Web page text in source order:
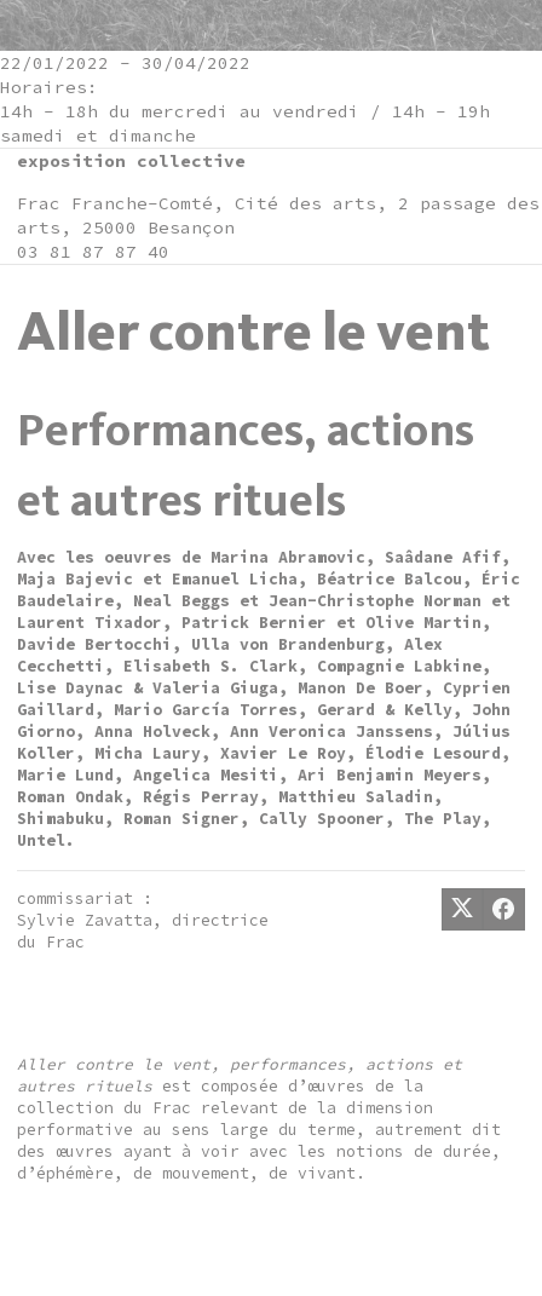
22/01/2022 - 30/04/2022
Horaires:
14h - 18h du mercredi au vendredi / 14h - 19h
samedi et dimanche
exposition collective
Frac Franche-Comté, Cité des arts, 2 passage des
arts, 25000 Besançon
03 81 87 87 40
Aller contre le vent
Performances, actions
et autres rituels
Avec les oeuvres de Marina Abramovic, Saâdane Afif,
Maja Bajevic et Emanuel Licha, Béatrice Balcou, Éric
Baudelaire, Neal Beggs et Jean-Christophe Norman et
Laurent Tixador, Patrick Bernier et Olive Martin,
Davide Bertocchi, Ulla von Brandenburg, Alex
Cecchetti, Elisabeth S. Clark, Compagnie Labkine,
Lise Daynac & Valeria Giuga, Manon De Boer, Cyprien
Gaillard, Mario García Torres, Gerard & Kelly, John
Giorno, Anna Holveck, Ann Veronica Janssens, Július
Koller, Micha Laury, Xavier Le Roy, Élodie Lesourd,
Marie Lund, Angelica Mesiti, Ari Benjamin Meyers,
Roman Ondak, Régis Perray, Matthieu Saladin,
Shimabuku, Roman Signer, Cally Spooner, The Play,
Untel.
commissariat :
Sylvie Zavatta, directrice
du Frac
Aller contre le vent, performances, actions et
autres rituels est composée d’œuvres de la
collection du Frac relevant de la dimension
performative au sens large du terme, autrement dit
des œuvres ayant à voir avec les notions de durée,
d’éphémère, de mouvement, de vivant.